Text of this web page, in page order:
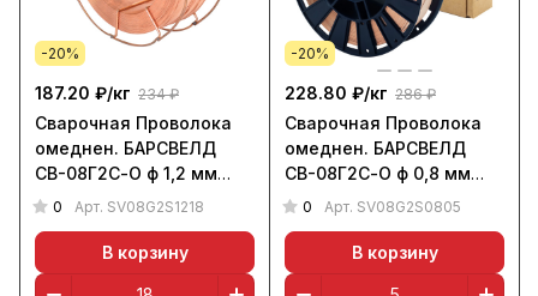
-20%
187.20 ₽/кг 234 ₽
Сварочная Проволока
омеднен. БАРСВЕЛД
СВ-08Г2С-О ф 1,2 мм
(кассета 18 кг, К-300),
0 Арт. SV08G2S1218
В корзину
-20%
228.80 ₽/кг 286 ₽
Сварочная Проволока
омеднен. БАРСВЕЛД
СВ-08Г2С-О ф 0,8 мм
(кассета 5 кг, D-200),
0 Арт. SV08G2S0805
В корзину